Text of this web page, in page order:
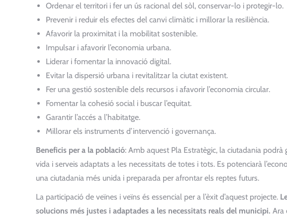
Ordenar el territori i fer un ús racional del sòl, conservar-lo i protegir-lo.
Prevenir i reduir els efectes del canvi climàtic i millorar la resiliència.
Afavorir la proximitat i la mobilitat sostenible.
Impulsar i afavorir l’economia urbana.
Liderar i fomentar la innovació digital.
Evitar la dispersió urbana i revitalitzar la ciutat existent.
Fer una gestió sostenible dels recursos i afavorir l’economia circular.
Fomentar la cohesió social i buscar l’equitat.
Garantir l’accés a l’habitatge.
Millorar els instruments d’intervenció i governança.
Beneficis per a la població: Amb aquest Pla Estratègic, la ciutadania
vida i serveis adaptats a les necessitats de totes i tots. Es potenciarà
una ciutadania més unida i preparada per afrontar els reptes futurs.
La participació de veïnes i veïns és essencial per a l’èxit d’aquest projecte.
solucions més justes i adaptades a les necessitats reals del municipi. Ara